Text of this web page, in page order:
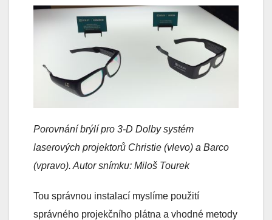
Porovnání brýlí pro 3-D Dolby systém
laserových projektorů Christie (vlevo) a Barco
(vpravo). Autor snímku: Miloš Tourek
Tou správnou instalací myslíme použití
správného projekčního plátna a vhodné metody